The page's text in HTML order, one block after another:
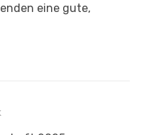
eine gute,